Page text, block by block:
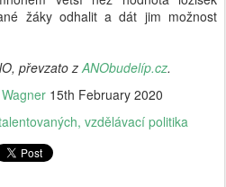
žáky odhalit a dát jim možnost
převzato zANObudelíp.cz.
15th February 2020
vzdělávací politika